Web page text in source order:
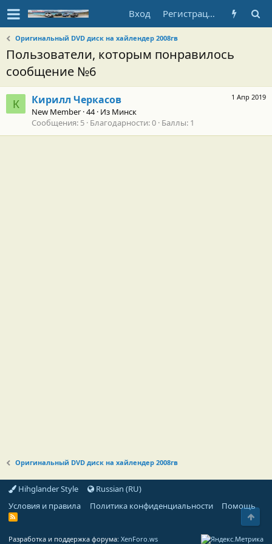
Вход Регистрация
Оригинальный DVD диск на хайлендер 2008гв
Пользователи, которым понравилось
сообщение №6
К
1 Апр 2019
Кирилл Черкасов
New Member ·44· Из Минск
Сообщения 5 Благодарности 0 Баллы 1
Оригинальный DVD диск на хайлендер 2008гв
Hihglander Style
Russian (RU)
Условия и правила
Политика конфиденциальности Помощь
R
Разработка и поддержка форума: XenForo.ws